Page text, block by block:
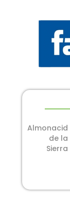
Almonacid
de la
Sierra